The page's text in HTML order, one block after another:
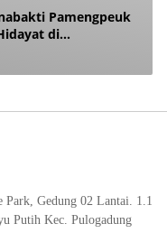
Pamengpeuk
di
nya
Park, Gedung 02 Lantai. 1.1
Putih Kec. Pulogadung